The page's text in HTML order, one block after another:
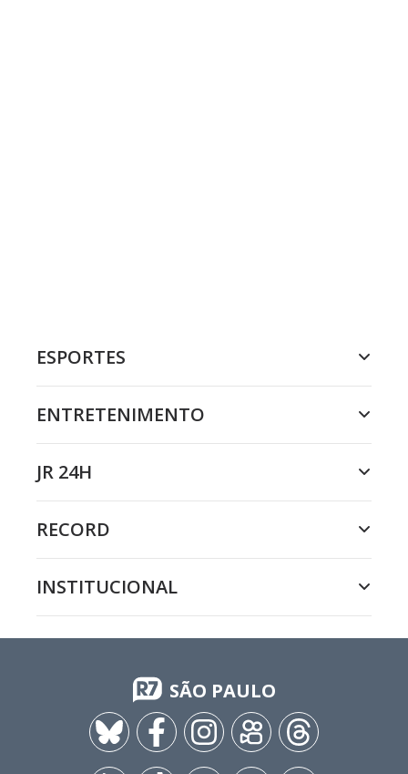
ESPORTES
ENTRETENIMENTO
JR 24H
RECORD
INSTITUCIONAL
SÃO PAULO